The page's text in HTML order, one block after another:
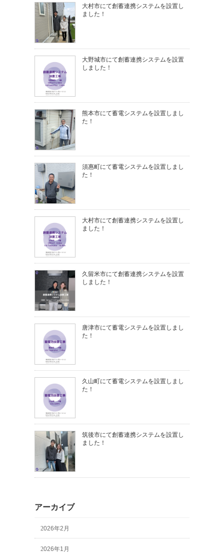
大村市にて創蓄連携システムを設置し
ました！
大野城市にて創蓄連携システムを設置
しました！
熊本市にて蓄電システムを設置しまし
た！
須惠町にて蓄電システムを設置しまし
た！
大村市にて創蓄連携システムを設置し
ました！
久留米市にて創蓄連携システムを設置
しました！
唐津市にて蓄電システムを設置しまし
た！
久山町にて蓄電システムを設置しまし
た！
筑後市にて創蓄連携システムを設置し
ました！
アーカイブ
2026年2月
2026年1月